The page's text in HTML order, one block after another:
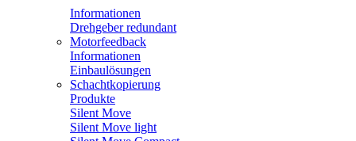
Informationen
Drehgeber redundant
Motorfeedback
Informationen
Einbaulösungen
Schachtkopierung
Produkte
Silent Move
Silent Move light